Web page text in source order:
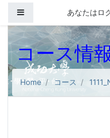
サイドパネルあなたはロ
コース情
Home コース